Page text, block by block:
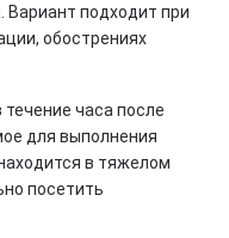
Вариант подходит при
обострениях
часа после
для выполнения
в тяжелом
посетить